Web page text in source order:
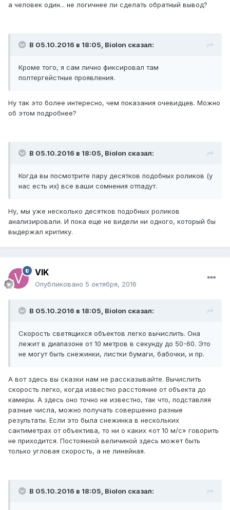
а человек один... не логичнее ли сделать обратный вывод?
В 05.10.2016 в 18:05, Biolon сказал:
Кроме того, я сам лично фиксировал там
полтергейстные проявления.
Ну так это более интересно, чем показания очевидцев. Можно
об этом подробнее?
В 05.10.2016 в 18:05, Biolon сказал:
Когда вы посмотрите пару десятков подобных роликов (у
нас есть их) все ваши сомнения отпадут.
Ну, мы уже несколько десятков подобных роликов
анализировали. И пока еще не видели ни одного, который бы
выдержал критику.
VIK
Опубликовано 5 октября, 2016
В 05.10.2016 в 18:05, Biolon сказал:
Скорость светящихся объектов легко вычислить. Она
лежит в диапазоне от 10 метров в секунду до 50-60. Это
не могут быть снежинки, листки бумаги, бабочки, и пр.
А вот здесь вы сказки нам не рассказывайте. Вычислить
скорость легко, когда известно расстояние от объекта до
камеры. А здесь оно точно не известно, так что, подставляя
разные числа, можно получать совершенно разные
результаты. Если это была снежинка в нескольких
сантиметрах от объектива, то ни о каких «от 10 м/с» говорить
не приходится. Постоянной величиной здесь может быть
только угловая скорость, а не линейная.
В 05.10.2016 в 18:05, Biolon сказал: